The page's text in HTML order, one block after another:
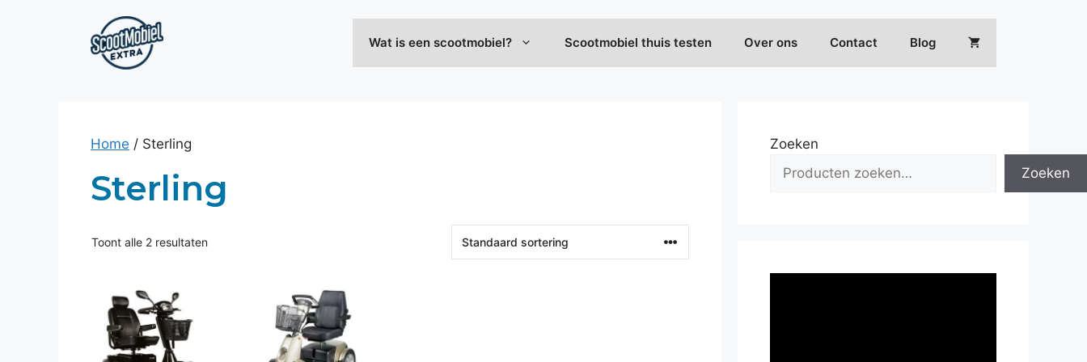
Wat is een scootmobiel? Scootmobiel thuis testen Over ons Contact Blog
Home / Sterling
Sterling
Toont alle 2 resultaten
Zoeken
Zoeken